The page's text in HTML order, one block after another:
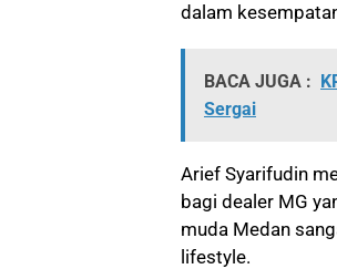
dalam
BACA JUGA :
Sergai
Arief Syarifudin
bagi dealer MG
muda Medan
lifestyle.